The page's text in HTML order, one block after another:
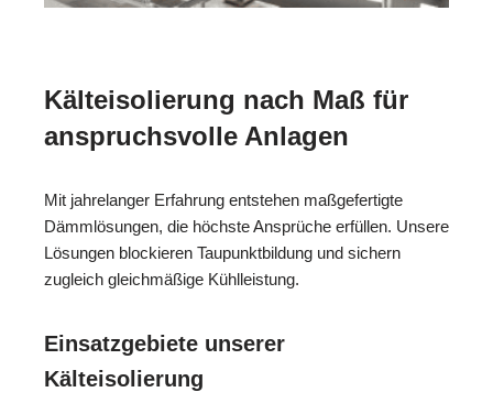
Kälteisolierung nach Maß für
anspruchsvolle Anlagen
Mit jahrelanger Erfahrung entstehen maßgefertigte
Dämmlösungen, die höchste Ansprüche erfüllen. Unsere
Lösungen blockieren Taupunktbildung und sichern
zugleich gleichmäßige Kühlleistung.
Einsatzgebiete unserer
Kälteisolierung